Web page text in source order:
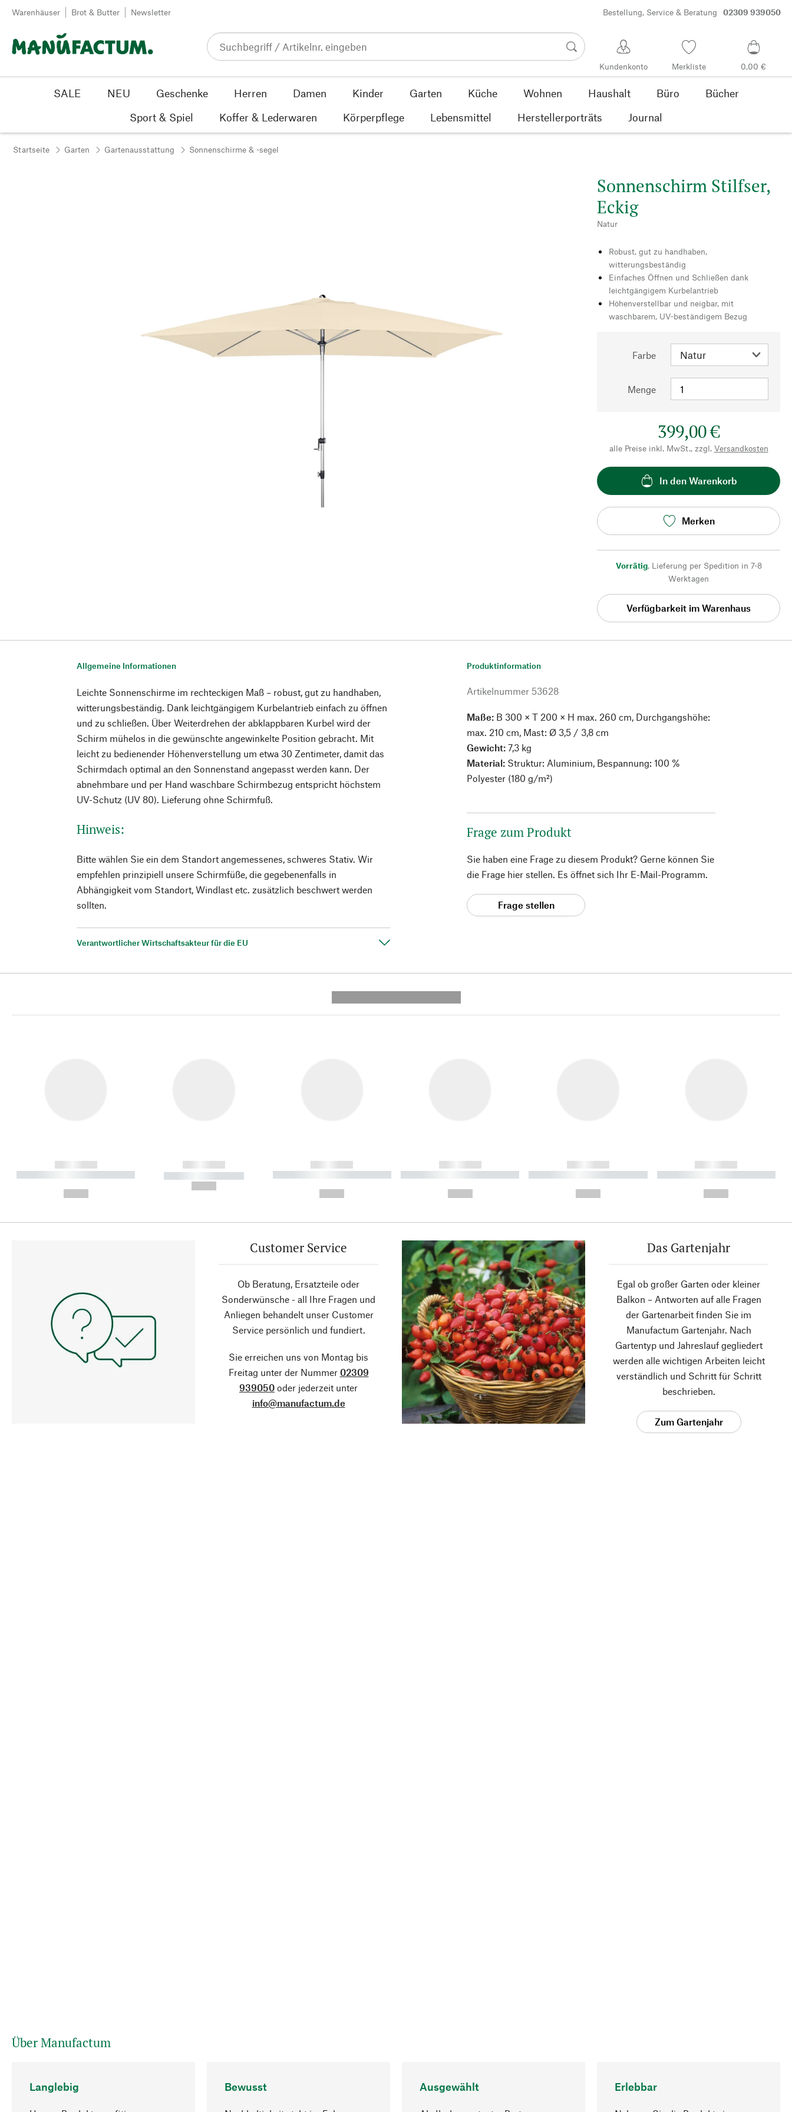
Zum Inhalt springen
Warenhäuser Brot & Butter Newsletter Bestellung, Service & Beratung 02309 939050
Kundenkonto Merkliste 0,00 €
SALE NEU Geschenke Herren Damen Kinder Garten Küche Wohnen Haushalt Büro
Bücher
Sport & Spiel
Koffer & Lederwaren Körperpflege Lebensmittel Herstellerporträts Journal
Startseite Garten Gartenausstattung Sonnenschirme & -segel
Sonnenschirm Stilfser,
Eckig
Natur
Robust, gut zu handhaben,
witterungsbeständig
Einfaches Öffnen und Schließen dank
leichtgängigem Kurbelantrieb
Höhenverstellbar und neigbar, mit
waschbarem, UV-beständigem Bezug
Farbe
Menge
399,00 €
alle Preise inkl. MwSt., zzgl. Versandkosten
In den Warenkorb
Merken
Vorrätig, Lieferung per Spedition in 7-8
Werktagen
Verfügbarkeit im Warenhaus
Allgemeine Informationen
Leichte Sonnenschirme im rechteckigen Maß – robust, gut zu handhaben,
witterungsbeständig. Dank leichtgängigem Kurbelantrieb einfach zu öffnen
und zu schließen. Über Weiterdrehen der abklappbaren Kurbel wird der
Schirm mühelos in die gewünschte angewinkelte Position gebracht. Mit
leicht zu bedienender Höhenverstellung um etwa 30 Zentimeter, damit das
Schirmdach optimal an den Sonnenstand angepasst werden kann. Der
abnehmbare und per Hand waschbare Schirmbezug entspricht höchstem
UV-Schutz (UV 80). Lieferung ohne Schirmfuß.
Hinweis:
Bitte wählen Sie ein dem Standort angemessenes, schweres Stativ. Wir
empfehlen prinzipiell unsere Schirmfüße, die gegebenenfalls in
Abhängigkeit vom Standort, Windlast etc. zusätzlich beschwert werden
sollten.
Verantwortlicher Wirtschaftsakteur für die EU
Produktinformation
Artikelnummer 53628
Maße: B 300 × T 200 × H max. 260 cm, Durchgangshöhe:
max. 210 cm, Mast: Ø 3,5 / 3,8 cm
Gewicht:7,3 kg
Material: Struktur: Aluminium, Bespannung: 100 %
Polyester (180 g/m²)
Frage zum Produkt
Sie haben eine Frage zu diesem Produkt? Gerne können Sie
die Frage hier stellen. Es öffnet sich Ihr E-Mail-Programm.
Frage stellen
------------
----------- ----------- ----------
------------
----------- -----------
------------
----------- ----------- ----------
------------
----------- ----------- ----------
------------
----------- ----------- ----------
------------
----------- ----------- ----------
Customer Service
Ob Beratung, Ersatzteile oder
Sonderwünsche - all Ihre Fragen und
Anliegen behandelt unser Customer
Service persönlich und fundiert.
Sie erreichen uns von Montag bis
Freitag unter der Nummer 02309
939050 oder jederzeit unter
info@manufactum.de
Das Gartenjahr
Egal ob großer Garten oder kleiner
Balkon – Antworten auf alle Fragen
der Gartenarbeit finden Sie im
Manufactum Gartenjahr. Nach
Gartentyp und Jahreslauf gegliedert
werden alle wichtigen Arbeiten leicht
verständlich und Schritt für Schritt
beschrieben.
Zum Gartenjahr
Über Manufactum
Langlebig Bewusst Ausgewählt Erlebbar